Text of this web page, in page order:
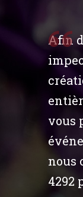
Afin
vous
nous
4292